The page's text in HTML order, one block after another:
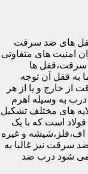
های ضد سرقت
امنیت های متفاوتی
سرقت،قفل ها
به قفل آن توجه
از خارج و یا از هر
به وسیله اهرم
های مختلف تشکیل
است که با یک
اف،فلز،شیشه و غیره
نیز غالبا به
می شود درب ضد